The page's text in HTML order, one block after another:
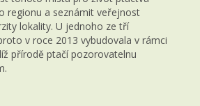
regionu a seznámit veřejnost
lokality. U jednoho ze tří
v roce 2013 vybudovala v rámci
přírodě ptačí pozorovatelnu